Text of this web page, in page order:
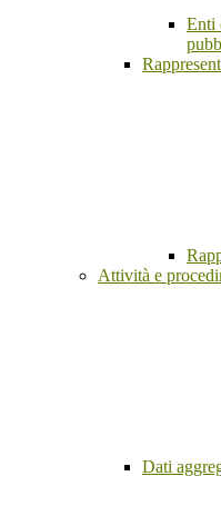
Enti
Attività e
Dati